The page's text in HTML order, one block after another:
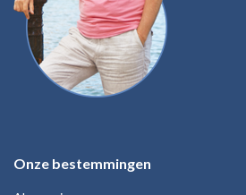
Onze bestemmingen